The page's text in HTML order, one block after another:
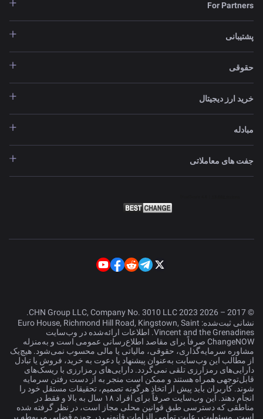
For Partners
پشتیبانی
حقوقی
خرید ارز دیجیتال
مبادله
جفت های معاملاتی
© 2017 – 2026 CHN Group LLC, Company No. 3010 LLC 2023.
نشانی ثبت‌شده: Euro House, Richmond Hill Road, Kingstown, Saint
Vincent and the Grenadines. اطلاعات ارائه‌شده در وب‌سایت
ChangeNOW صرفاً برای مقاصد اطلاع‌رسانی عمومی است و به‌منزله
مشاوره سرمایه‌گذاری، حقوقی، مالیاتی یا مالی محسوب نمی‌شود. هیچ‌یک
از مطالب این وب‌سایت به‌عنوان پیشنهاد یا دعوت به خرید، فروش یا تبادل
دارایی‌های رمزارزی تلقی نمی‌گردد. دارایی‌های رمزارزی با ریسک‌های
قابل‌توجهی همراه هستند و ممکن است منجر به از دست رفتن سرمایه
شوند. کاربران باید پیش از اتخاذ هرگونه تصمیم، تحقیقات مستقل خود را
انجام دهند. این وب‌سایت صرفاً برای افراد ۱۸ سال به بالا و فقط در
مناطقی که دسترسی طبق قوانین محلی مجاز است، در نظر گرفته شده
است. مسئولیت رعایت تمامی الزامات قانونی در حوزه قضایی مربوطه بر